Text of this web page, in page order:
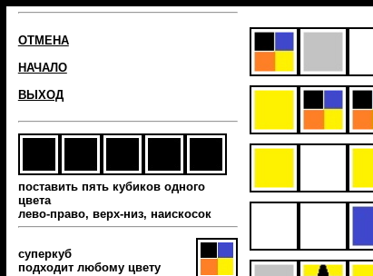
ОТМЕНА
НАЧАЛО
ВЫХОД
поставить пять кубиков одного
цвета
лево-право, верх-низ, наиcкосок
суперкуб
подходит любому цвету